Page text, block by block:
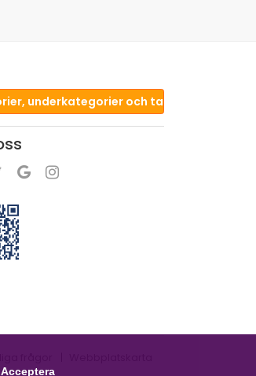
Acceptera
underkategorier och taggar